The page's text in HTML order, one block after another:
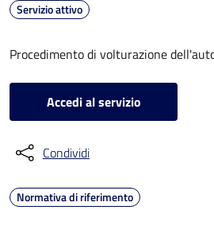
Servizio attivo
Procedimento di volturazione
Accedi al servizio
Condividi
Normativa di riferimento